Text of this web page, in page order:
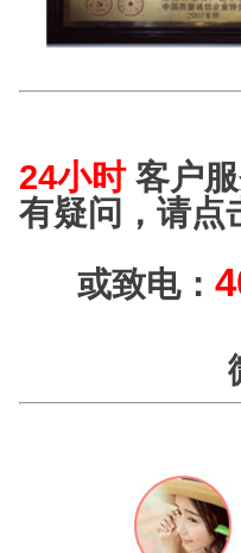
24小时客户服
有疑问，请点
或致电：